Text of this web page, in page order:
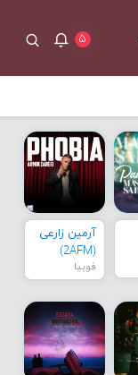
۵
آرمین زارعی
(2AFM)
فوبیا